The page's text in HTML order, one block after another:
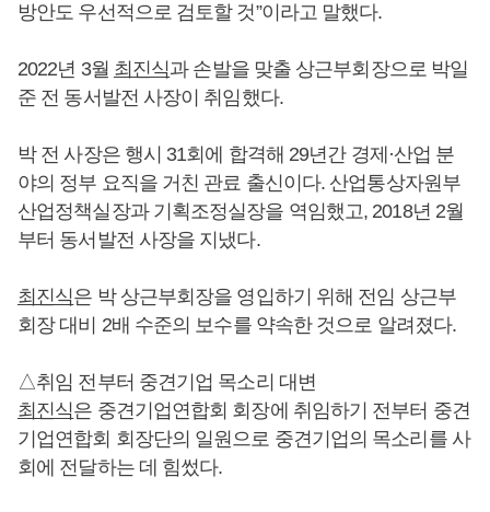
방안도 우선적으로 검토할 것”이라고 말했다.
2022년 3월 최진식과 손발을 맞출 상근부회장으로 박일
준 전 동서발전 사장이 취임했다.
박 전 사장은 행시 31회에 합격해 29년간 경제·산업 분
야의 정부 요직을 거친 관료 출신이다. 산업통상자원부
산업정책실장과 기획조정실장을 역임했고, 2018년 2월
부터 동서발전 사장을 지냈다.
최진식은 박 상근부회장을 영입하기 위해 전임 상근부
회장 대비 2배 수준의 보수를 약속한 것으로 알려졌다.
△취임 전부터 중견기업 목소리 대변
최진식은 중견기업연합회 회장에 취임하기 전부터 중견
기업연합회 회장단의 일원으로 중견기업의 목소리를 사
회에 전달하는 데 힘썼다.